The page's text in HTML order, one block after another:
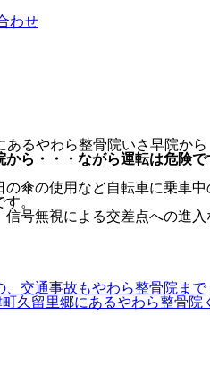
わせ
あるやわら整骨院いさ早院から
ら・・・ながら運転は危険で
傘の使用など自転車に乗車中
。
号無視による交差点への進
交通事故もやわら整骨院まで
久留里郷にあるやわら整骨院